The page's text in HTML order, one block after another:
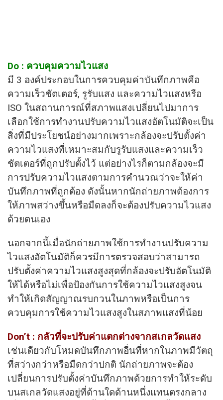
Do : ควบคุมความไวแสง
มี 3 องค์ประกอบในการควบคุมค่าบันทึกภาพคือ
ความเร็วชัตเตอร์, รูรับแสง และความไวแสงหรือ
ISO ในสถานการณ์ที่สภาพแสงเปลี่ยนไปมาการ
เลือกใช้การทำงานปรับความไวแสงอัตโนมัติจะเป็น
สิ่งที่มีประโยชน์อย่างมากเพราะกล้องจะปรับตั้งค่า
ความไวแสงที่เหมาะสมกับรูรับแสงและความเร็ว
ชัตเตอร์ที่ถูกปรับตั้งไว้ แต่อย่างไรก็ตามกล้องจะมี
การปรับความไวแสงตามการคำนวณว่าจะให้ค่า
บันทึกภาพที่ถูกต้อง ดังนั้นหากนักถ่ายภาพต้องการ
ให้ภาพสว่างขึ้นหรือมืดลงก็จะต้องปรับความไวแสง
ด้วยตนเอง
นอกจากนี้เมื่อนักถ่ายภาพใช้การทำงานปรับความ
ไวแสงอัตโนมัติก็ควรมีการตรวจสอบว่าสามารถ
ปรับตั้งค่าความไวแสงสูงสุดที่กล้องจะปรับอัตโนมัติ
ให้ได้หรือไม่เพื่อป้องกันการใช้ความไวแสงสูงจน
ทำให้เกิดสัญญาณรบกวนในภาพหรือเป็นการ
ควบคุมการใช้ความไวแสงสูงในสภาพแสงที่น้อย
Don’t : กลัวที่จะปรับค่าแตกต่างจากสเกลวัดแสง
เช่นเดียวกับโหมดบันทึกภาพอื่นที่หากในภาพมีวัตถุ
ที่สว่างกว่าหรือมืดกว่าปกติ นักถ่ายภาพจะต้อง
เปลี่ยนการปรับตั้งค่าบันทึกภาพด้วยการทำให้ระดับ
บนสเกลวัดแสงอยู่ที่ด้านใดด้านหนึ่งแทนตรงกลาง